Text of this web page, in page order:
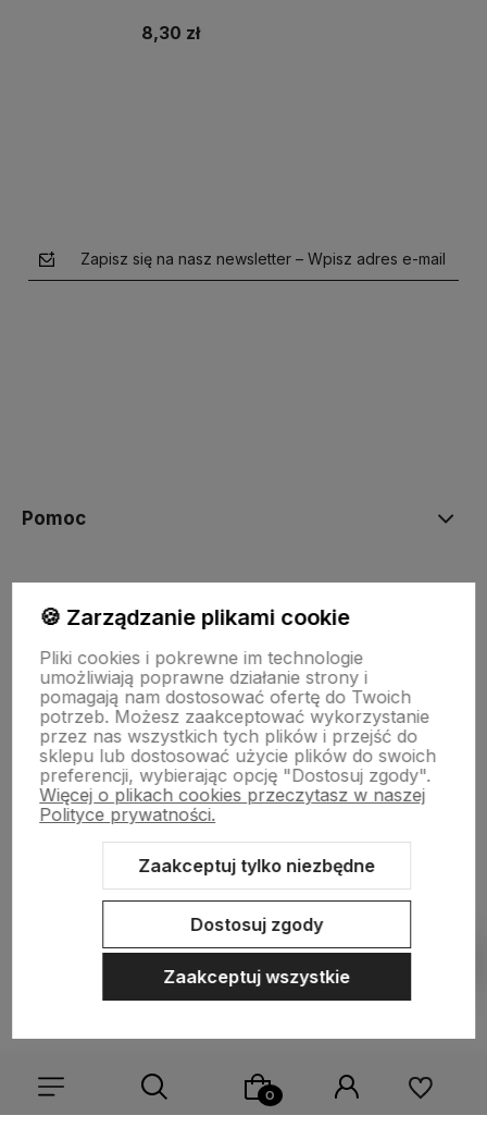
8,30 zł
Zapisz się na nasz newsletter – Wpisz adres e-mail
Pomoc
Płatności i dostawa
Informacje
O nas
Sklep internetowy Shoper.pl Szablon Shoper Modern 3.0™
GrowCommerce
🍪 Zarządzanie plikami cookie
Pliki cookies i pokrewne im technologie
umożliwiają poprawne działanie strony i
pomagają nam dostosować ofertę do Twoich
potrzeb. Możesz zaakceptować wykorzystanie
przez nas wszystkich tych plików i przejść do
sklepu lub dostosować użycie plików do swoich
preferencji, wybierając opcję "Dostosuj zgody".
Więcej o plikach cookies przeczytasz w naszej
Polityce prywatności.
Zaakceptuj tylko niezbędne
Dostosuj zgody
Zaakceptuj wszystkie